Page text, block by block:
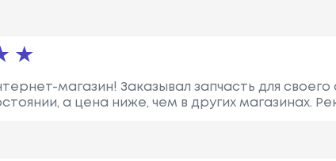
магазин! Заказывал запчасть для
а цена ниже, чем в других магазинах.